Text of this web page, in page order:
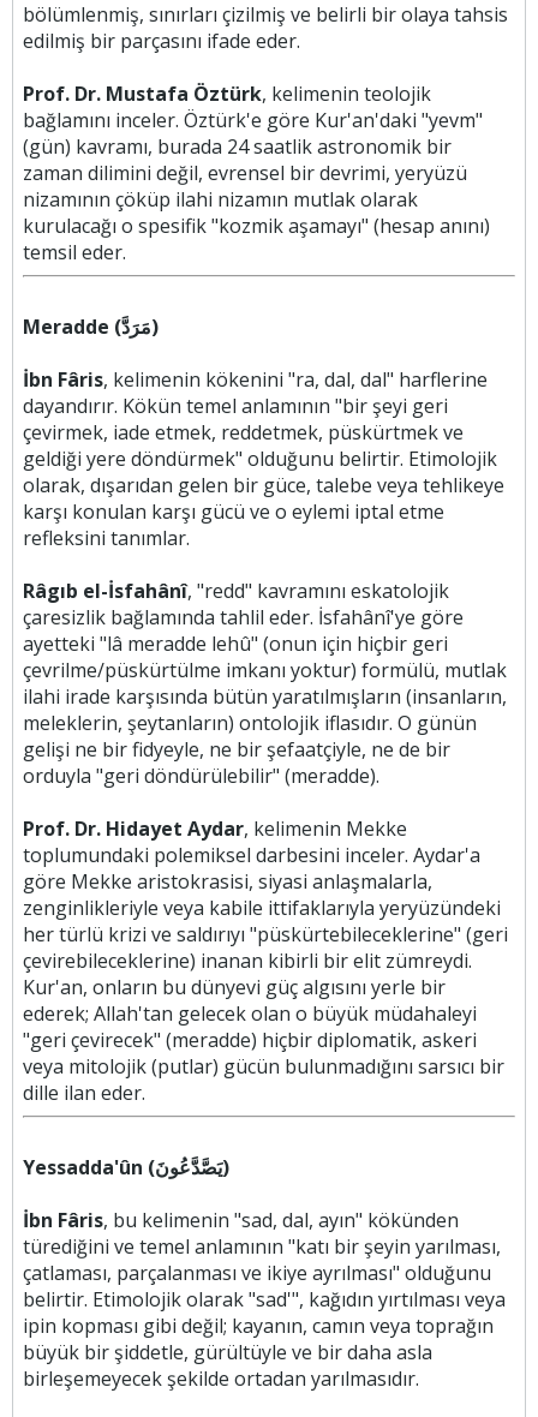
bölümlenmiş, sınırları çizilmiş ve belirli bir olaya tahsis
edilmiş bir parçasını ifade eder.
Prof. Dr. Mustafa Öztürk, kelimenin teolojik
bağlamını inceler. Öztürk'e göre Kur'an'daki "yevm"
(gün) kavramı, burada 24 saatlik astronomik bir
zaman dilimini değil, evrensel bir devrimi, yeryüzü
nizamının çöküp ilahi nizamın mutlak olarak
kurulacağı o spesifik "kozmik aşamayı" (hesap anını)
temsil eder.
Meradde (مَرَدَّ)
İbn Fâris, kelimenin kökenini "ra, dal, dal" harflerine
dayandırır. Kökün temel anlamının "bir şeyi geri
çevirmek, iade etmek, reddetmek, püskürtmek ve
geldiği yere döndürmek" olduğunu belirtir. Etimolojik
olarak, dışarıdan gelen bir güce, talebe veya tehlikeye
karşı konulan karşı gücü ve o eylemi iptal etme
refleksini tanımlar.
Râgıb el-İsfahânî, "redd" kavramını eskatolojik
çaresizlik bağlamında tahlil eder. İsfahânî'ye göre
ayetteki "lâ meradde lehû" (onun için hiçbir geri
çevrilme/püskürtülme imkanı yoktur) formülü, mutlak
ilahi irade karşısında bütün yaratılmışların (insanların,
meleklerin, şeytanların) ontolojik iflasıdır. O günün
gelişi ne bir fidyeyle, ne bir şefaatçiyle, ne de bir
orduyla "geri döndürülebilir" (meradde).
Prof. Dr. Hidayet Aydar, kelimenin Mekke
toplumundaki polemiksel darbesini inceler. Aydar'a
göre Mekke aristokrasisi, siyasi anlaşmalarla,
zenginlikleriyle veya kabile ittifaklarıyla yeryüzündeki
her türlü krizi ve saldırıyı "püskürtebileceklerine" (geri
çevirebileceklerine) inanan kibirli bir elit zümreydi.
Kur'an, onların bu dünyevi güç algısını yerle bir
ederek; Allah'tan gelecek olan o büyük müdahaleyi
"geri çevirecek" (meradde) hiçbir diplomatik, askeri
veya mitolojik (putlar) gücün bulunmadığını sarsıcı bir
dille ilan eder.
Yessadda'ûn (يَصَّدَّعُونَ)
İbn Fâris, bu kelimenin "sad, dal, ayın" kökünden
türediğini ve temel anlamının "katı bir şeyin yarılması,
çatlaması, parçalanması ve ikiye ayrılması" olduğunu
belirtir. Etimolojik olarak "sad'", kağıdın yırtılması veya
ipin kopması gibi değil; kayanın, camın veya toprağın
büyük bir şiddetle, gürültüyle ve bir daha asla
birleşemeyecek şekilde ortadan yarılmasıdır.